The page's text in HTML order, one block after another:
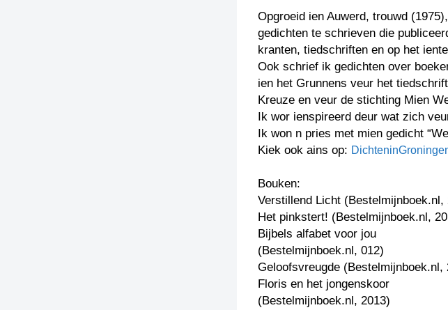
Opgroeid ien Auwerd, trouwd
gedichten te schrieven die
kranten, tiedschriften en op het
Ook schrief ik gedichten over
ien het Grunnens veur het
Kreuze en veur de stichting Mien
Ik wor ienspireerd deur wat zich
Ik won n pries met mien gedicht
Kiek ook ains op:
Bouken:
Verstillend Licht (Bestelmijnboek.nl,
Het pinkstert! (Bestelmijnboek.nl,
Bijbels alfabet voor jou
(Bestelmijnboek.nl, 012)
Geloofsvreugde (Bestelmijnboek.nl,
Floris en het jongenskoor
(Bestelmijnboek.nl, 2013)